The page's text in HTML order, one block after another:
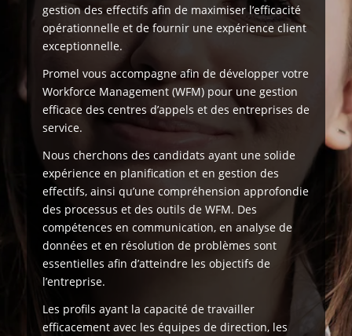
gestion des effectifs afin de maximiser l’efficacité
opérationnelle et de fournir une expérience client
exceptionnelle.
Promel vous accompagne afin de développer votre
Workforce Management (WFM) pour une gestion
efficace des centres d’appels et des entreprises de
service.
Nous cherchons des candidats ayant une solide
expérience en planification et en gestion des
effectifs, ainsi qu’une compréhension approfondie
des processus et des outils de WFM. Des
compétences en communication, en analyse de
données et en résolution de problèmes sont
essentielles afin d’atteindre les objectifs de
l’entreprise.
Les profils ayant la capacité de travailler
efficacement avec les équipes de direction, les